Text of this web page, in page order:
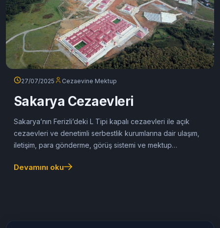
27/07/2025 Cezaevine Mektup
Sakarya Cezaevleri
Sakarya’nın Ferizli’deki L Tipi kapalı cezaevleri ile açık
cezaevleri ve denetimli serbestlik kurumlarına dair ulaşım,
iletişim, para gönderme, görüş sistemi ve mektup
Devamını oku